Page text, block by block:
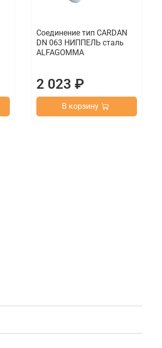
Соединение тип CARDAN
DN 063 НИППЕЛЬ сталь
ALFAGOMMA
2 023 ₽
В корзину